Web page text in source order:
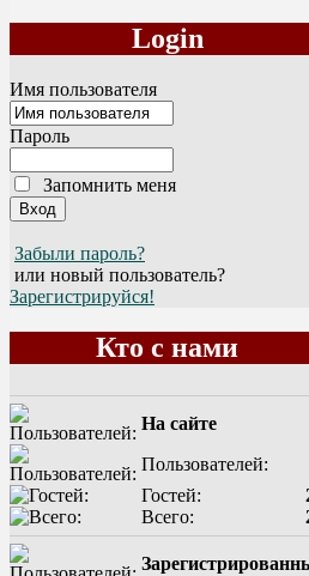
Login
Имя пользователя
Пароль
Запомнить меня
Забыли пароль?
или новый пользователь?
Зарегистрируйся!
Кто с нами
На сайте
Пользователей:
Гостей:
Всего: